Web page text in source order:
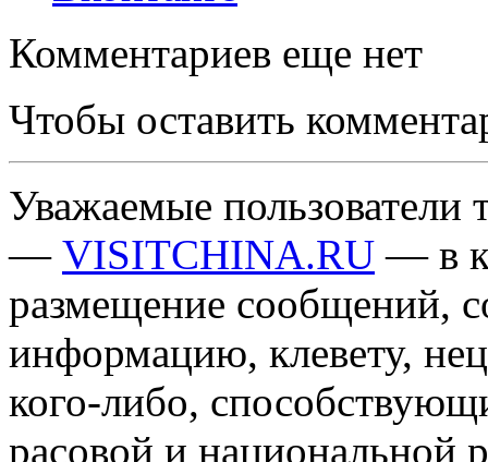
Комментариев еще нет
Чтобы оставить
Уважаемые пользователи
— VISITCHINA.RU — в
размещение сообщений,
информацию, клевету,
кого-либо,
расовой и национальной